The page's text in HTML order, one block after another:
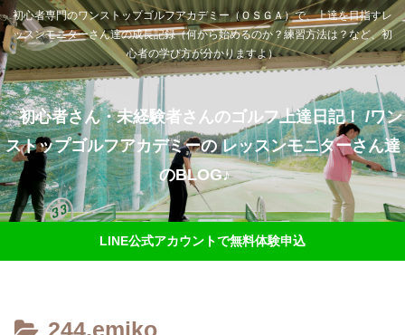
初心者専門のワンストップゴルフアカデミー（ＯＳＧＡ）で、上達を目指すレ
ッスンモニターさん達の成長記録（何から始めるのか？練習方法は？など、初
心者の学び方が分かりますよ）
初心者さん・未経験者さんのゴルフ上達日記！ /ワン
ストップゴルフアカデミーの レッスンモニターさん達
のBLOG♪
LINE公式アカウントで無料体験申込
244.emiko